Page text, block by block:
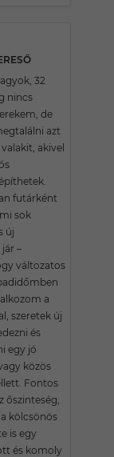
32
nincs
de
azt
akivel
futárként
sok
új
–
változatos
a
szeretek új
és
egy jó
közös
Fontos
őszinteség,
kölcsönös
is egy
és komoly